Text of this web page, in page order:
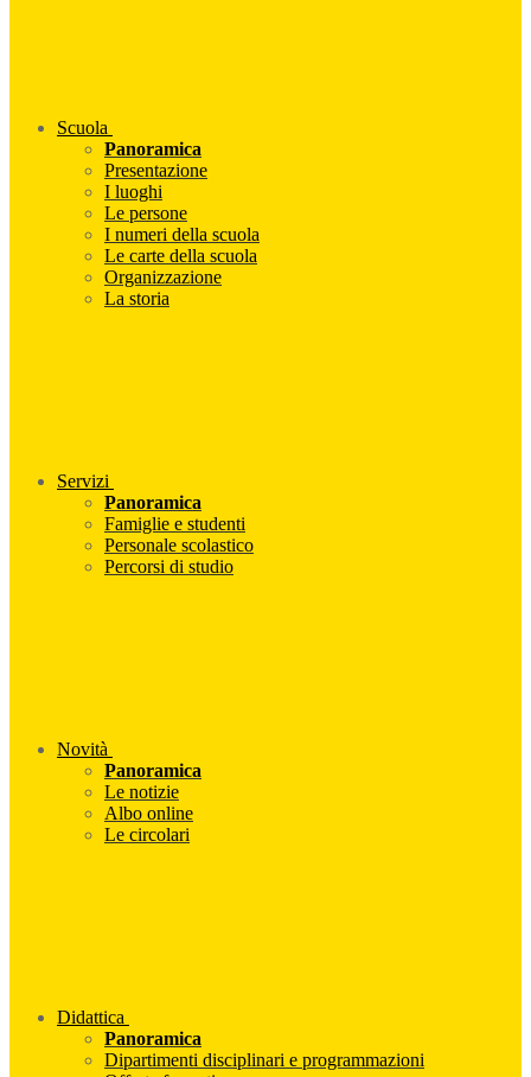
Scuola
Panoramica
Presentazione
I luoghi
Le persone
I numeri della scuola
Le carte della scuola
Organizzazione
La storia
Servizi
Panoramica
Famiglie e studenti
Personale scolastico
Percorsi di studio
Novità
Panoramica
Le notizie
Albo online
Le circolari
Didattica
Panoramica
Dipartimenti disciplinari e programmazioni